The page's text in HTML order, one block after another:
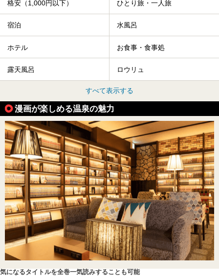
格安（1,000円以下） ひとり旅・一人旅
宿泊 水風呂
ホテル お食事・食事処
露天風呂 ロウリュ
すべて表示する
漫画が楽しめる温泉の魅力
気になるタイトルを全巻一気読みすることも可能